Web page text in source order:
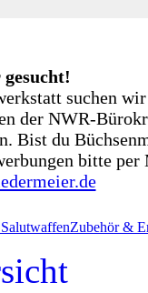
suchen wir
der NWR-
Bist du
bitte
Zubehör &